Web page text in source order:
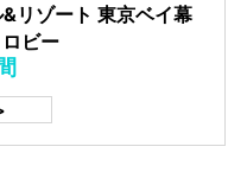
リゾート 東京ベイ幕
ビー